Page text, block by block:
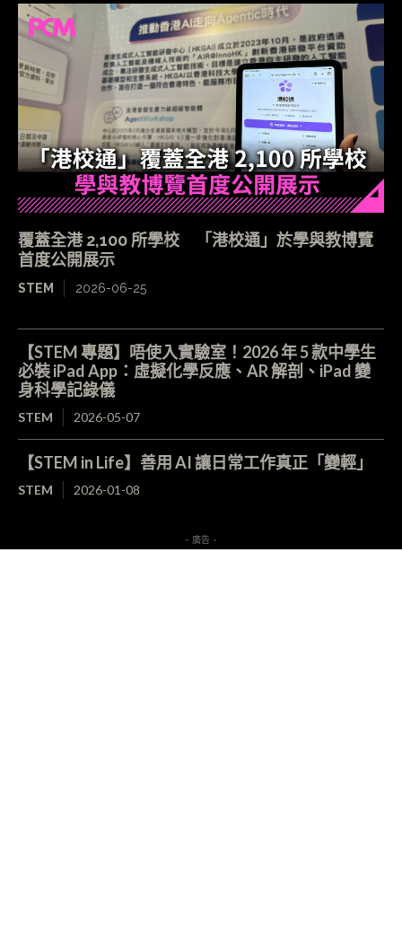
覆蓋全港 2,100 所學校 「港校通」於學與教博覽
首度公開展示
STEM 2026-06-25
【STEM 專題】唔使入實驗室！2026 年 5 款中學生
必裝 iPad App：虛擬化學反應、AR 解剖、iPad 變
身科學記錄儀
STEM 2026-05-07
【STEM in Life】善用 AI 讓日常工作真正「變輕」
STEM 2026-01-08
- 廣告 -